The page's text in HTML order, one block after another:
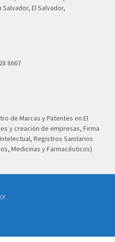
El Salvador,
8667
de Marcas y Patentes en El
y creación de empresas, Firma
Registros Sanitarios
Medicinas y Farmacéuticos)